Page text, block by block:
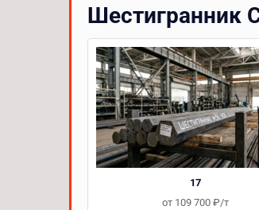
Шестигранник
17
от 109 700 ₽/т